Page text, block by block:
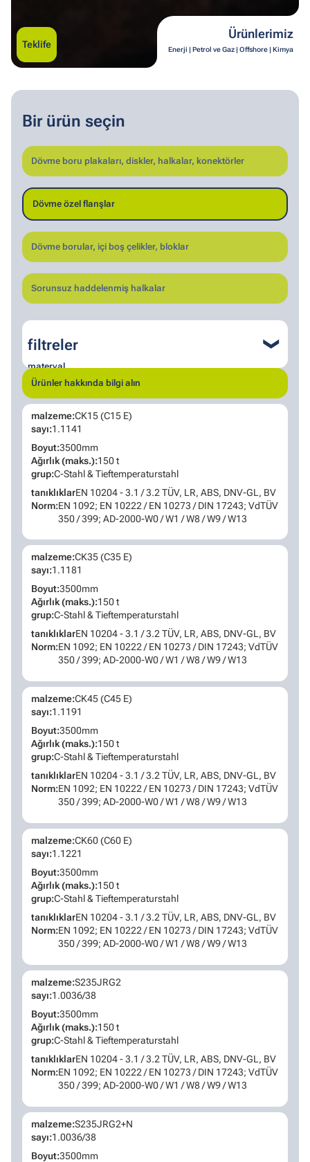
Teklife
Ürünlerimiz
Enerji | Petrol ve Gaz | Offshore | Kimya
Bir ürün seçin
Dövme boru plakaları, diskler, halkalar, konektörler
Dövme özel flanşlar
Dövme borular, içi boş çelikler, bloklar
Sorunsuz haddelenmiş halkalar
filtreler ❮
materyal
çelik
Dubleks ve Süper Dubleks
kural
DİN/EN
ASTM
Ürünler hakkında bilgi alın
malzeme:CK15 (C15 E)
sayı:1.1141
Boyut:3500mm
Ağırlık (maks.):150 t
grup:C-Stahl & Tieftemperaturstahl
tanıklıklarEN 10204 - 3.1 / 3.2 TÜV, LR, ABS, DNV-GL, BV
Norm:EN 1092; EN 10222 / EN 10273 / DIN 17243; VdTÜV
350 / 399; AD-2000-W0 / W1 / W8 / W9 / W13
malzeme:CK35 (C35 E)
sayı:1.1181
Boyut:3500mm
Ağırlık (maks.):150 t
grup:C-Stahl & Tieftemperaturstahl
tanıklıklarEN 10204 - 3.1 / 3.2 TÜV, LR, ABS, DNV-GL, BV
Norm:EN 1092; EN 10222 / EN 10273 / DIN 17243; VdTÜV
350 / 399; AD-2000-W0 / W1 / W8 / W9 / W13
malzeme:CK45 (C45 E)
sayı:1.1191
Boyut:3500mm
Ağırlık (maks.):150 t
grup:C-Stahl & Tieftemperaturstahl
tanıklıklarEN 10204 - 3.1 / 3.2 TÜV, LR, ABS, DNV-GL, BV
Norm:EN 1092; EN 10222 / EN 10273 / DIN 17243; VdTÜV
350 / 399; AD-2000-W0 / W1 / W8 / W9 / W13
malzeme:CK60 (C60 E)
sayı:1.1221
Boyut:3500mm
Ağırlık (maks.):150 t
grup:C-Stahl & Tieftemperaturstahl
tanıklıklarEN 10204 - 3.1 / 3.2 TÜV, LR, ABS, DNV-GL, BV
Norm:EN 1092; EN 10222 / EN 10273 / DIN 17243; VdTÜV
350 / 399; AD-2000-W0 / W1 / W8 / W9 / W13
malzeme:S235JRG2
sayı:1.0036/38
Boyut:3500mm
Ağırlık (maks.):150 t
grup:C-Stahl & Tieftemperaturstahl
tanıklıklarEN 10204 - 3.1 / 3.2 TÜV, LR, ABS, DNV-GL, BV
Norm:EN 1092; EN 10222 / EN 10273 / DIN 17243; VdTÜV
350 / 399; AD-2000-W0 / W1 / W8 / W9 / W13
malzeme:S235JRG2+N
sayı:1.0036/38
Boyut:3500mm